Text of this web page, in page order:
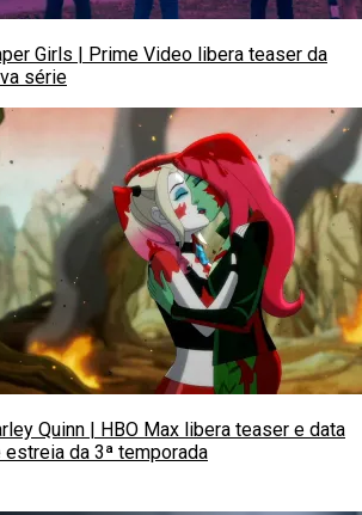
Girls | Prime Video libera teaser da
série
Quinn | HBO Max libera teaser e data
estreia da 3ª temporada